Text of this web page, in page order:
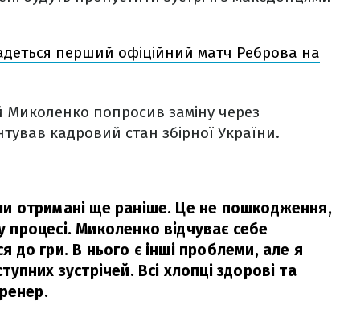
перший офіційний матч Реброва на
Миколенко попросив заміну через
кадровий стан збірної України.
отримані ще раніше. Це не пошкодження,
Миколенко відчуває себе
до гри. В нього є інші проблеми, але я
зустрічей. Всі хлопці здорові та